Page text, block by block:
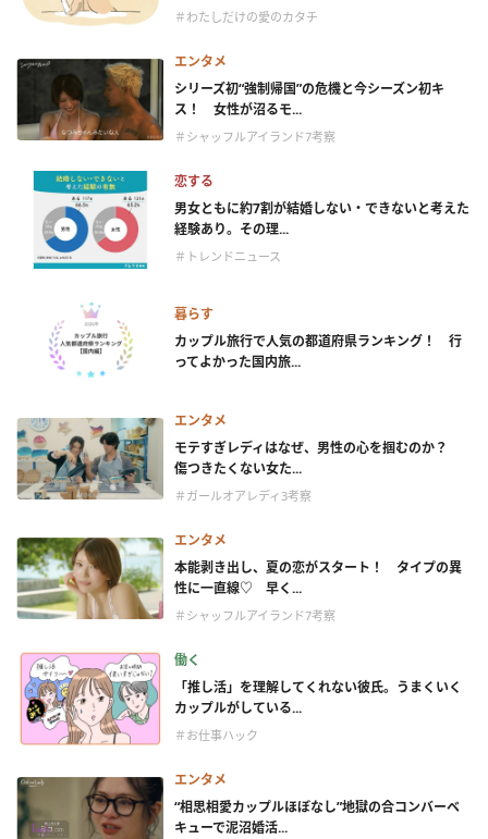
＃わたしだけの愛のカタチ
エンタメ
シリーズ初“強制帰国”の危機と今シーズン初キ
ス！ 女性が沼るモ...
＃シャッフルアイランド7考察
恋する
男女ともに約7割が結婚しない・できないと考えた
経験あり。その理...
＃トレンドニュース
暮らす
カップル旅行で人気の都道府県ランキング！ 行
ってよかった国内旅...
エンタメ
モテすぎレディはなぜ、男性の心を掴むのか？
傷つきたくない女た...
＃ガールオアレディ3考察
エンタメ
本能剥き出し、夏の恋がスタート！ タイプの異
性に一直線♡ 早く...
＃シャッフルアイランド7考察
働く
「推し活」を理解してくれない彼氏。うまくいく
カップルがしている...
＃お仕事ハック
エンタメ
“相思相愛カップルほぼなし”地獄の合コンバーベ
キューで泥沼婚活...